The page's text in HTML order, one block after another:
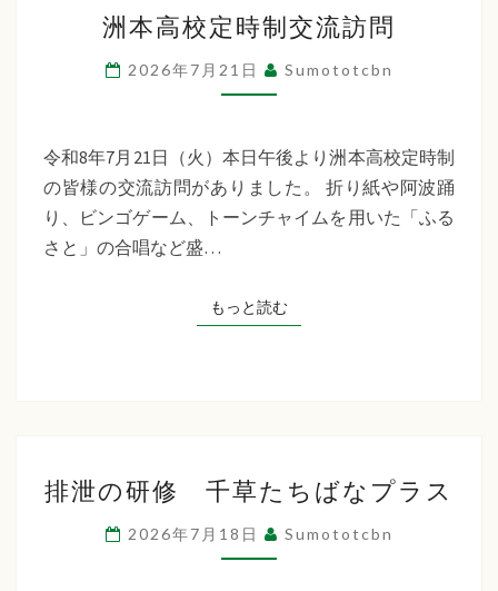
本
高
校
時
制
交
問
洲本高校定時制交流訪問
2026年7月21日 Sumototcbn
令和8年7月21日（火）本日午後より洲本高校定時制
の皆様の交流訪問がありました。 折り紙や阿波踊
り、ビンゴゲーム、トーンチャイムを用いた「ふる
さと」の合唱など盛…
もっと読むもっと読む
泄
の
研
排泄の研修 千草たちばなプラス
2026年7月18日 Sumototcbn